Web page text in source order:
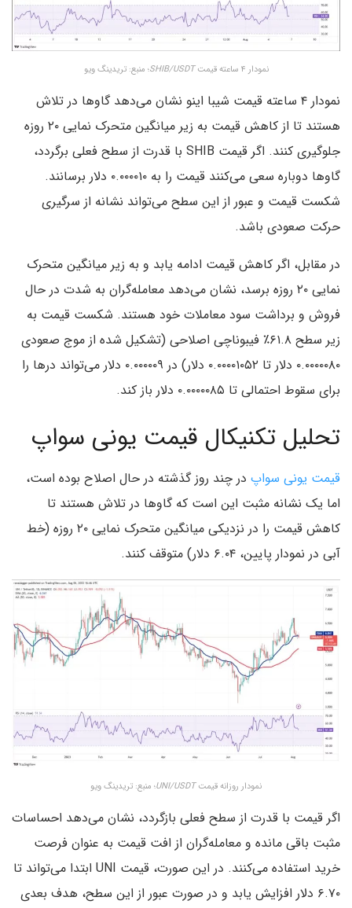
نمودار ۴ ساعته قیمت SHIB/USDT؛ منبع: تریدینگ ویو
نمودار ۴ ساعته قیمت شیبا اینو نشان می‌دهد گاوها در تلاش
هستند تا از کاهش قیمت به زیر میانگین متحرک نمایی ۲۰ روزه
جلوگیری کنند. اگر قیمت SHIB با قدرت از سطح فعلی برگردد،
گاوها دوباره سعی می‌کنند قیمت را به ۰.۰۰۰۰۱۰ دلار برسانند.
شکست قیمت و عبور از این سطح می‌تواند نشانه از سرگیری
حرکت صعودی باشد.
در مقابل، اگر کاهش قیمت ادامه یابد و به زیر میانگین متحرک
نمایی ۲۰ روزه برسد، نشان می‌دهد معامله‌گران به شدت در حال
فروش و برداشت سود معاملات خود هستند. شکست قیمت به
زیر سطح ۶۱.۸٪ فیبوناچی اصلاحی (تشکیل شده از موج صعودی
۰.۰۰۰۰۰۸۰ دلار تا ۰.۰۰۰۰۱۰۵۲ دلار) در ۰.۰۰۰۰۰۹ دلار می‌تواند درها را
برای سقوط احتمالی تا ۰.۰۰۰۰۰۸۵ دلار باز کند.
تحلیل تکنیکال قیمت یونی سواپ
قیمت یونی سواپ در چند روز گذشته در حال اصلاح بوده است،
اما یک نشانه مثبت این است که گاوها در تلاش هستند تا
کاهش قیمت را در نزدیکی میانگین متحرک نمایی ۲۰ روزه (خط
آبی در نمودار پایین، ۶.۰۴ دلار) متوقف کنند.
نمودار روزانه قیمتUNI/USDT؛ منبع: تریدینگ ویو
اگر قیمت با قدرت از سطح فعلی بازگردد، نشان می‌دهد احساسات
مثبت باقی مانده و معامله‌گران از افت قیمت به عنوان فرصت
خرید استفاده می‌کنند. در این صورت، قیمت UNI ابتدا می‌تواند تا
۶.۷۰ دلار افزایش یابد و در صورت عبور از این سطح، هدف بعدی